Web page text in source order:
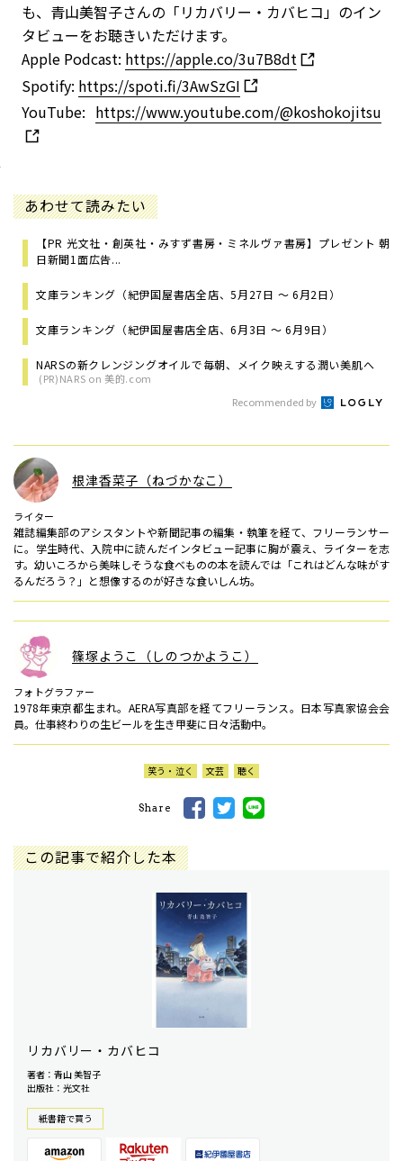
も、青山美智子さんの「リカバリー・カバヒコ」のイン
タビューをお聴きいただけます。
Apple Podcast: https://apple.co/3u7B8dt
Spotify: https://spoti.fi/3AwSzGI
YouTube: https://www.youtube.com/@koshokojitsu
あわせて読みたい
【PR 光文社・創英社・みすず書房・ミネルヴァ書房】プレゼント 朝
日新聞1面広告...
文庫ランキング（紀伊国屋書店全店、5月27日 ～ 6月2日）
文庫ランキング（紀伊国屋書店全店、6月3日 ～ 6月9日）
NARSの新クレンジングオイルで毎朝、メイク映えする潤い美肌へ
(PR)NARS on 美的.com
Recommended by
根津香菜子（ねづかなこ）
ライター
雑誌編集部のアシスタントや新聞記事の編集・執筆を経て、フリーランサー
に。学生時代、入院中に読んだインタビュー記事に胸が震え、ライターを志
す。幼いころから美味しそうな食べものの本を読んでは「これはどんな味がす
るんだろう？」と想像するのが好きな食いしん坊。
篠塚ようこ（しのつかようこ）
フォトグラファー
1978年東京都生まれ。AERA写真部を経てフリーランス。日本写真家協会会
員。仕事終わりの生ビールを生き甲斐に日々活動中。
笑う・泣く 文芸 聴く
Share
この記事で紹介した本
リカバリー・カバヒコ
著者：青山 美智子
出版社：光文社
紙書籍で買う